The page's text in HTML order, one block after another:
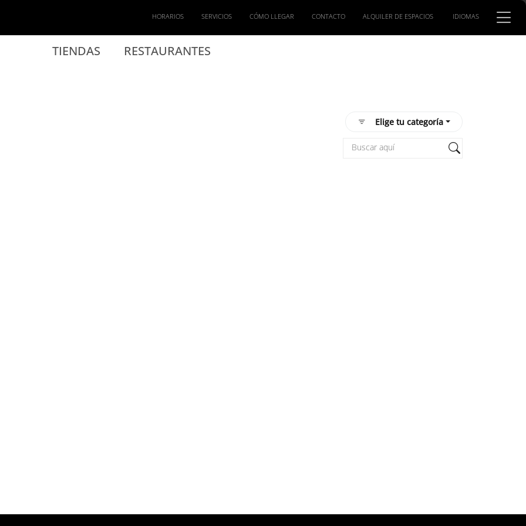
TIENDAS RESTAURANTES
HORARIOS SERVICIOS CÓMO LLEGAR CONTACTO ALQUILER DE ESPACIOS IDIOMAS
Elige tu categoría